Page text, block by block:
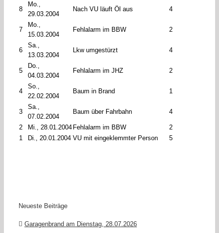
8
Mo.,
29.03.2004
Nach VU läuft Öl aus 4
7
Mo.,
15.03.2004
Fehlalarm im BBW 2
6
Sa.,
13.03.2004
Lkw umgestürzt 4
5
Do.,
04.03.2004
Fehlalarm im JHZ 2
4
So.,
22.02.2004
Baum in Brand 1
3
Sa.,
07.02.2004
Baum über Fahrbahn 4
2 Mi., 28.01.2004 Fehlalarm im BBW
2
1
Di., 20.01.2004 VU mit eingeklemmter Person 5
Neueste Beiträge
Garagenbrand am Dienstag, 28.07.2026